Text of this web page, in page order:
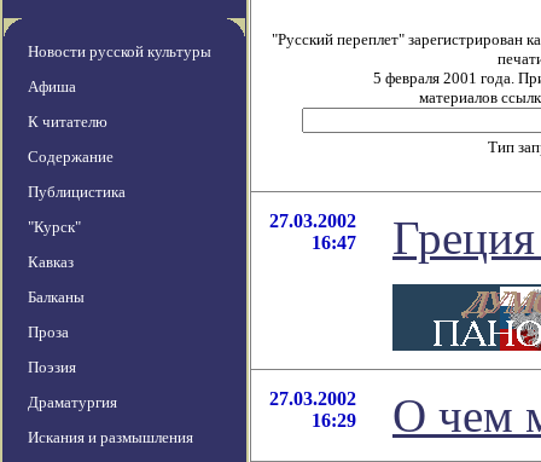
Новости русской культуры
Афиша
К читателю
Содержание
Публицистика
"Курск"
Кавказ
Балканы
Проза
Поэзия
Драматургия
Искания и размышления
"Русский переплет" зарегистрирован
5 февраля 2001 года.
материалов
Тип
27.03.2002
16:47
27.03.2002
16:29
О чем